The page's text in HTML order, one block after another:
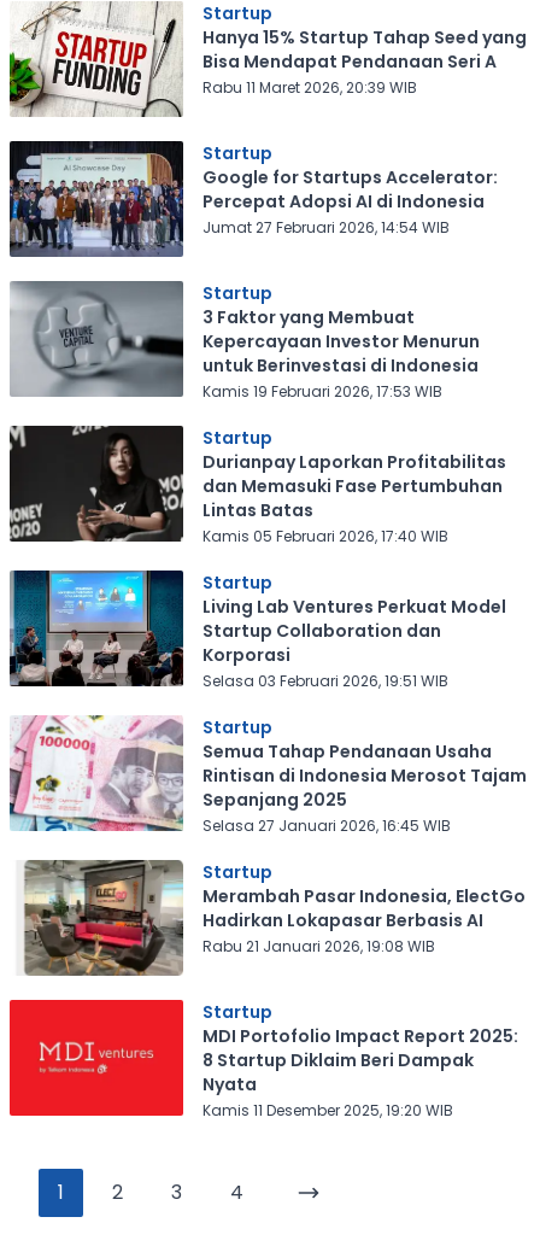
Startup
Hanya 15% Startup Tahap Seed yang
Bisa Mendapat Pendanaan Seri A
Rabu 11 Maret 2026, 20:39 WIB
Startup
Google for Startups Accelerator:
Percepat Adopsi AI di Indonesia
Jumat 27 Februari 2026, 14:54 WIB
Startup
3 Faktor yang Membuat
Kepercayaan Investor Menurun
untuk Berinvestasi di Indonesia
Kamis 19 Februari 2026, 17:53 WIB
Startup
Durianpay Laporkan Profitabilitas
dan Memasuki Fase Pertumbuhan
Lintas Batas
Kamis 05 Februari 2026, 17:40 WIB
Startup
Living Lab Ventures Perkuat Model
Startup Collaboration dan
Korporasi
Selasa 03 Februari 2026, 19:51 WIB
Startup
Semua Tahap Pendanaan Usaha
Rintisan di Indonesia Merosot Tajam
Sepanjang 2025
Selasa 27 Januari 2026, 16:45 WIB
Startup
Merambah Pasar Indonesia, ElectGo
Hadirkan Lokapasar Berbasis AI
Rabu 21 Januari 2026, 19:08 WIB
Startup
MDI Portofolio Impact Report 2025:
8 Startup Diklaim Beri Dampak
Nyata
Kamis 11 Desember 2025, 19:20 WIB
1 2 3 4